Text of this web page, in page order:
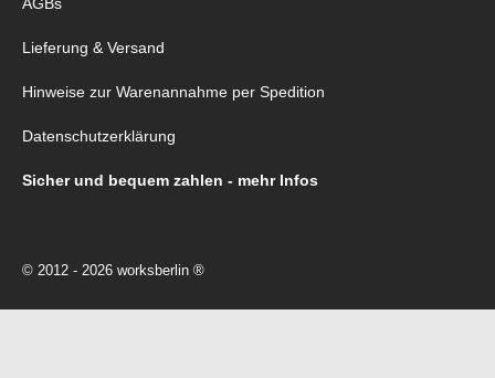
Lieferung & Versand
Hinweise zur Warenannahme per Spedition
Datenschutzerklärung
Sicher und bequem zahlen - mehr Infos
© 2012 - 2026 worksberlin ®